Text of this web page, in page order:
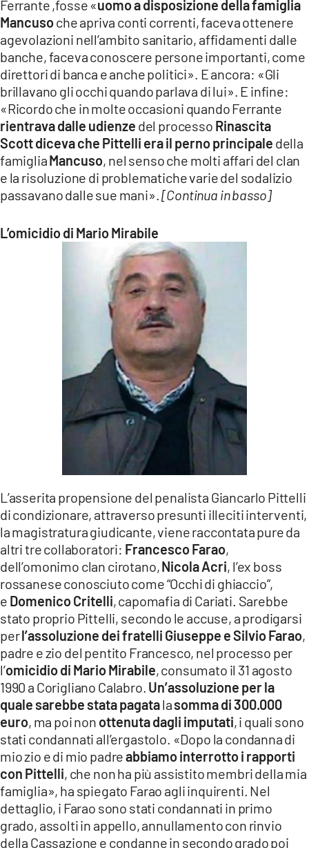
Ferrante ,fosse «uomo a disposizione della famiglia
Mancusoche apriva conti correnti, faceva ottenere
agevolazioni nell’ambito sanitario, affidamenti dalle
banche, faceva conoscere persone importanti, come
direttori di banca e anche politici». E ancora: «Gli
brillavano gli occhi quando parlava di lui». E infine:
«Ricordo che in molte occasioni quando Ferrante
rientrava dalle udienze del processo Rinascita
Scott diceva che Pittelli era il perno principale della
famigliaMancuso, nel senso che molti affari del clan
e la risoluzione di problematiche varie del sodalizio
passavano dalle sue mani».[Continua in basso]
L’omicidio di Mario Mirabile
L’asserita propensione del penalista Giancarlo Pittelli
di condizionare, attraverso presunti illeciti interventi,
la magistratura giudicante, viene raccontata pure da
altri tre collaboratori: Francesco Farao,
dell’omonimo clan cirotano,Nicola Acri, l’ex boss
rossanese conosciuto come “Occhi di ghiaccio”,
e Domenico Critelli, capomafia di Cariati. Sarebbe
stato proprio Pittelli, secondo le accuse, a prodigarsi
perl’assoluzione dei fratelli Giuseppe e Silvio Farao,
padre e zio del pentito Francesco, nel processo per
l’omicidio di Mario Mirabile, consumato il 31 agosto
1990 a Corigliano Calabro. Un’assoluzione per la
quale sarebbe stata pagatalasomma di 300.000
euro, ma poi non ottenuta dagli imputati, i quali sono
stati condannati all’ergastolo. «Dopo la condanna di
mio zio e di mio padreabbiamo interrotto i rapporti
con Pittelli, che non ha più assistito membri della mia
famiglia», ha spiegato Farao agli inquirenti. Nel
dettaglio, i Farao sono stati condannati in primo
grado, assolti in appello, annullamento con rinvio
della Cassazione e condanne in secondo grado poi